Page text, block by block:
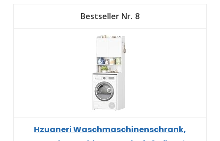
8
Hzuaneri Waschmaschinenschrank,